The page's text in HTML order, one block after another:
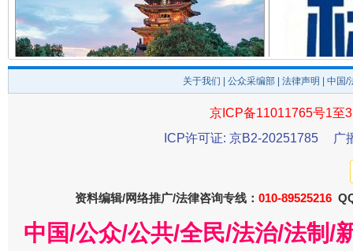
千年窑火 生生不息 一
关于我们 公众采编部 法律声明 | 中国
京ICP备11011765号1至
ICP许可证: 京B2-20251785
广
资料编辑/网络推广/法律咨询专线： 010-89525216
中国/公众/公共/全民/法治/法制/